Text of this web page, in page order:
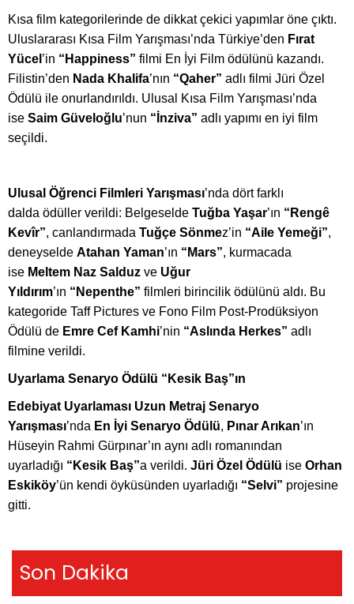
Kısa film kategorilerinde de dikkat çekici yapımlar öne çıktı.
Uluslararası Kısa Film Yarışması’nda Türkiye’den Fırat
Yücel ’in “ Happiness” filmi En İyi Film ödülünü kazandı.
Filistin’den Nada Khalifa’nın “Qaher” adlı filmi Jüri Özel
Ödülü ile onurlandırıldı. Ulusal Kısa Film Yarışması’nda
ise Saim Güveloğlu’nun “İnziva” adlı yapımı en iyi film
seçildi.
Ulusal Öğrenci Filmleri Yarışması’nda dört farklı
dalda ödüller verildi: Belgeselde Tuğba Yaşar’ın “ Rengê
Kevîr”, canlandırmada Tuğçe Sönmez’in “Aile Yemeği”,
deneyselde Atahan Yaman’ın “ Mars”, kurmacada
ise Meltem Naz Salduz ve Uğur
Yıldırım’ın “ Nepenthe” filmleri birincilik ödülünü aldı. Bu
kategoride Taff Pictures ve Fono Film Post-Prodüksiyon
Ödülü de Emre Cef Kamhi’nin “Aslında Herkes” adlı
filmine verildi.
Uyarlama Senaryo Ödülü “Kesik Baş”ın
Edebiyat Uyarlaması Uzun Metraj Senaryo
Yarışması’nda En İyi Senaryo Ödülü, Pınar Arıkan’ın
Hüseyin Rahmi Gürpınar’ın aynı adlı romanından
uyarladığı “Kesik Baş”a verildi. Jüri Özel Ödülü ise Orhan
Eskiköy’ün kendi öyküsünden uyarladığı “Selvi” projesine
gitti.
Son Dakika